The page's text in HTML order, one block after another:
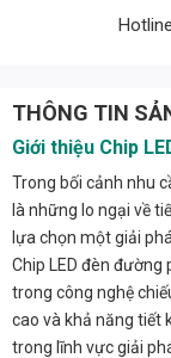
Hotline
THÔNG TIN
Giới thiệu Chip
Trong bối cảnh nhu
là những lo ngại về
lựa chọn một giải
Chip LED đèn đường
trong công nghệ
cao và khả năng tiết
trong lĩnh vực giải